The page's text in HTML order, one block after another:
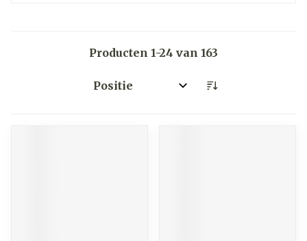
Producten 1-24 van 163
Sorteer op: